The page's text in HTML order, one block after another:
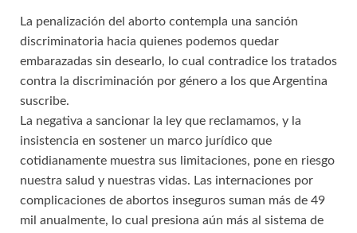
La penalización del aborto contempla una sanción
discriminatoria hacia quienes podemos quedar
embarazadas sin desearlo, lo cual contradice los tratados
contra la discriminación por género a los que Argentina
suscribe.
La negativa a sancionar la ley que reclamamos, y la
insistencia en sostener un marco jurídico que
cotidianamente muestra sus limitaciones, pone en riesgo
nuestra salud y nuestras vidas. Las internaciones por
complicaciones de abortos inseguros suman más de 49
mil anualmente, lo cual presiona aún más al sistema de